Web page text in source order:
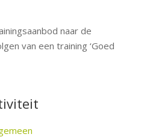
naar de
van een training ‘Goed